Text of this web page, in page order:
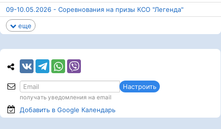
09-10.05.2026 - Соревнования на призы КСО "Легенда"
еще
Настроить
получать уведомления на email
Добавить в Google Календарь